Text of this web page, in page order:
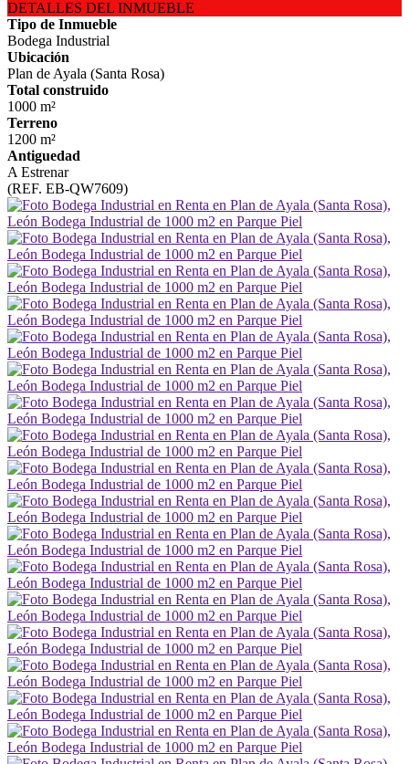
DETALLES DEL INMUEBLE
Tipo de Inmueble
Bodega Industrial
Ubicación
Plan de Ayala (Santa Rosa)
Total construido
1000 m²
Terreno
1200 m²
Antiguedad
A Estrenar
(REF. EB-QW7609)